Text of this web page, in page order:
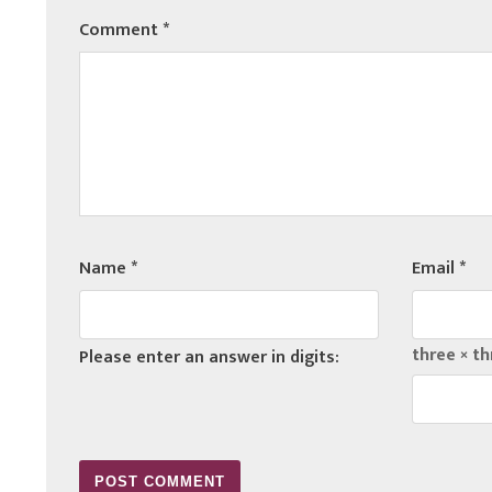
Comment*
Name* Email*
Please enter an answer in digits: three ×